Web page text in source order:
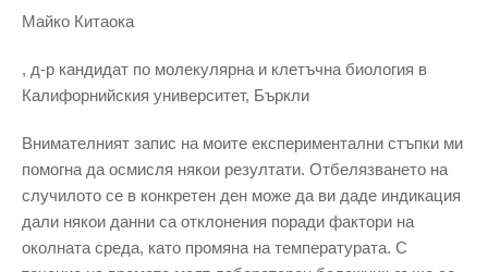
Майко Китаока
, д-р кандидат по молекулярна и клетъчна биология в
Калифорнийския университет, Бъркли
Внимателният запис на моите експериментални стъпки ми
помогна да осмисля някои резултати. Отбелязването на
случилото се в конкретен ден може да ви даде индикация
дали някои данни са отклонения поради фактори на
околната среда, като промяна на температурата. С